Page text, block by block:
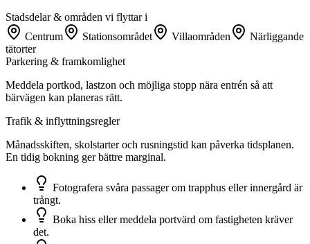
Stadsdelar & områden vi flyttar i
Centrum
Stationsområdet Villaområden
Närliggande
tätorter
Parkering & framkomlighet
Meddela portkod, lastzon och möjliga stopp nära entrén så att
bärvägen kan planeras rätt.
Trafik & inflyttningsregler
Månadsskiften, skolstarter och rusningstid kan påverka tidsplanen.
En tidig bokning ger bättre marginal.
Fotografera svåra passager om trapphus eller innergård är
trångt.
Boka hiss eller meddela portvärd om fastigheten kräver
det.